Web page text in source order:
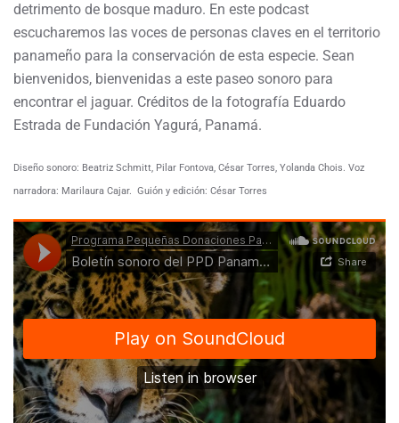
detrimento de bosque maduro. En este podcast
escucharemos las voces de personas claves en el territorio
panameño para la conservación de esta especie. Sean
bienvenidos, bienvenidas a este paseo sonoro para
encontrar el jaguar. Créditos de la fotografía Eduardo
Estrada de Fundación Yagurá, Panamá.
Diseño sonoro: Beatriz Schmitt, Pilar Fontova, César Torres, Yolanda Chois. Voz
narradora: Marilaura Cajar. Guión y edición: César Torres